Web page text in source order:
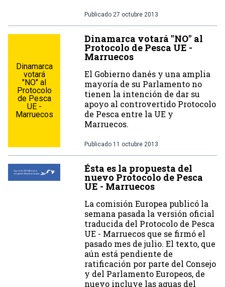
Publicado 27 octubre 2013
Dinamarca
votará
"NO" al
Protocolo
de Pesca
UE -
Marruecos
Dinamarca votará "NO" al
Protocolo de Pesca UE -
Marruecos
El Gobierno danés y una amplia
mayoría de su Parlamento no
tienen la intención de dar su
apoyo al controvertido Protocolo
de Pesca entre la UE y
Marruecos.
Publicado 11 octubre 2013
Ésta es la propuesta del
nuevo Protocolo de Pesca
UE - Marruecos
La comisión Europea publicó la
semana pasada la versión oficial
traducida del Protocolo de Pesca
UE - Marruecos que se firmó el
pasado mes de julio. El texto, que
aún está pendiente de
ratificación por parte del Consejo
y del Parlamento Europeos, de
nuevo incluye las aguas del